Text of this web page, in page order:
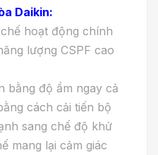
Daikin:
hoạt động chính
lượng CSPF cao
bằng độ ẩm ngay cả
cách cải tiến bộ
sang chế độ khử
mang lại cảm giác